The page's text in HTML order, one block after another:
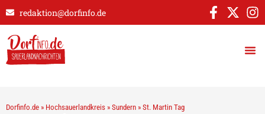
redaktion@dorfinfo.de
Dorfinfo.de » Hochsauerlandkreis » Sundern » St. Martin Tag